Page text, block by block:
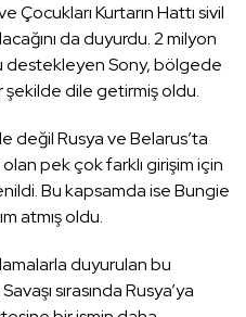
Çocukları Kurtarın Hattı sivil
da duyurdu. 2 milyon
destekleyen Sony, bölgede
şekilde dile getirmiş oldu.
değil Rusya ve Belarus’ta
pek çok farklı girişim için
Bu kapsamda ise Bungie
atmış oldu.
duyurulan bu
sırasında Rusya’ya